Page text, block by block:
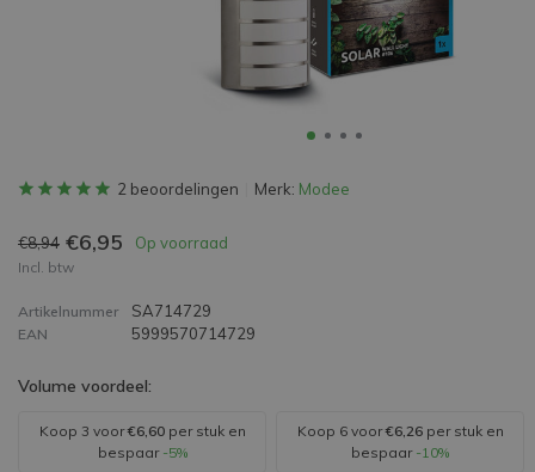
2 beoordelingen Merk: Modee
€8,94 €6,95 Op voorraad
Incl. btw
Artikelnummer SA714729
EAN 5999570714729
Volume voordeel:
Koop 3 voor€6,60per stuk en
bespaar -5%
Koop 6 voor€6,26per stuk en
bespaar -10%